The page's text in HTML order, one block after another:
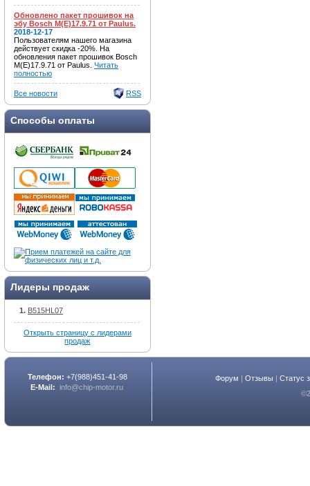
Обновлено пакет прошивок на
эбу Bosch M(E)17.9.71 от Paulus.
2018-12-17
Пользователям нашего магазина
действует скидка -20%. На
обновления пакет прошивок Bosch
M(E)17.9.71 от Paulus. Читать
полностью
Все новости RSS
Способы оплаты
Лидеры продаж
B515HL07
Открыть страницу с лидерами
продаж
Телефон: +7(988)451-41-98
E-Mail: info@chip-motor.ru
Форум |Отзывы |Статус